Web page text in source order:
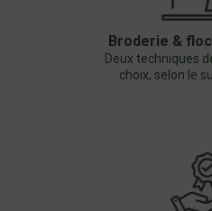
Broderie &
Deux techniques
choix, selon le